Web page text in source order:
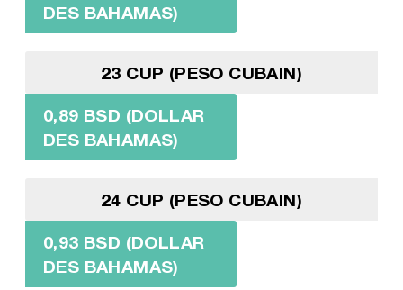
DES BAHAMAS)
23 CUP (PESO CUBAIN)
0,89 BSD (DOLLAR
DES BAHAMAS)
24 CUP (PESO CUBAIN)
0,93 BSD (DOLLAR
DES BAHAMAS)